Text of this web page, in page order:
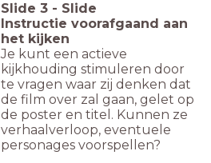
Slide 3 - Slide
Instructie voorafgaand aan
het kijken
Je kunt een actieve
kijkhouding stimuleren door
te vragen waar zij denken dat
de film over zal gaan, gelet op
de poster en titel. Kunnen ze
verhaalverloop, eventuele
personages voorspellen?